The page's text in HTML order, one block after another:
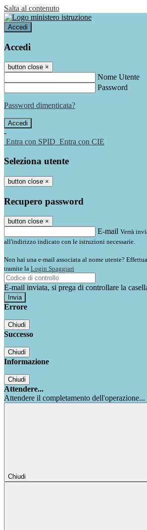
Salta al contenuto
Accedi
Accedi
button close ×
Nome Utente
Password
Password dimenticata?
-
Entra con SPID Entra con CIE
Seleziona utente
button close ×
Recupero password
button close ×
E-mail Verrà
all'indirizzo indicato con le istruzioni necessarie.
Non hai una e-mail associata al nome utente?
tramite la Login Spaggiari
E-mail inviata, si prega di controllare la
Errore
Chiudi
Successo
Chiudi
Informazione
Chiudi
Attendere...
Attendere il completamento dell'operazione...
Chiudi